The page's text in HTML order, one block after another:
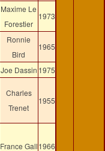
Maxime Le
Forestier
1973
Ronnie
Bird
1965
Joe Dassin 1975
Charles
Trenet
1955
France Gall1966